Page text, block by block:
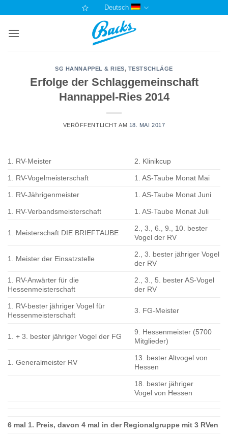
springen
Deutsch
SG HANNAPPEL & RIES, TESTSCHLÄGE
Erfolge der Schlaggemeinschaft
Hannappel-Ries 2014
VERÖFFENTLICHT AM 18. MAI 2017
1. RV-Meister 2. Klinikcup
1. RV-Vogelmeisterschaft 1. AS-Taube Monat Mai
1. RV-Jährigenmeister 1. AS-Taube Monat Juni
1. RV-Verbandsmeisterschaft 1. AS-Taube Monat Juli
1. Meisterschaft DIE BRIEFTAUBE
2., 3., 6., 9., 10. bester
Vogel der RV
1. Meister der Einsatzstelle
2., 3. bester jähriger Vogel
der RV
1. RV-Anwärter für die
Hessenmeisterschaft
2., 3., 5. bester AS-Vogel
der RV
1. RV-bester jähriger Vogel für
Hessenmeisterschaft
3. FG-Meister
1. + 3. bester jähriger Vogel der FG
9. Hessenmeister (5700
Mitglieder)
1. Generalmeister RV
13. bester Altvogel von
Hessen
18. bester jähriger
Vogel von Hessen
6 mal 1. Preis, davon 4 mal in der Regionalgruppe mit 3 RVen